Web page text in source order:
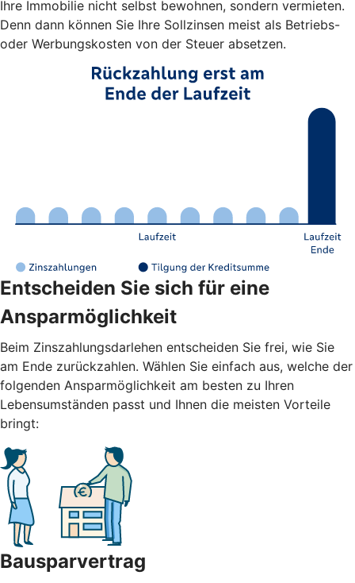
Ihre Immobilie nicht selbst bewohnen, sondern vermieten.
Denn dann können Sie Ihre Sollzinsen meist als Betriebs-
oder Werbungskosten von der Steuer absetzen.
Entscheiden Sie sich für eine
Ansparmöglichkeit
Beim Zinszahlungsdarlehen entscheiden Sie frei, wie Sie
am Ende zurückzahlen. Wählen Sie einfach aus, welche der
folgenden Ansparmöglichkeit am besten zu Ihren
Lebensumständen passt und Ihnen die meisten Vorteile
bringt:
Bausparvertrag